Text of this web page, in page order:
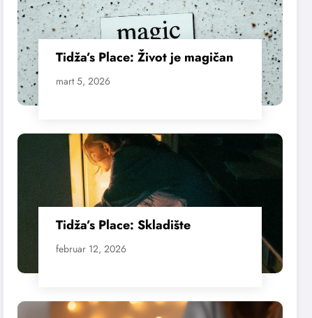
Tidža’s Place: Život je magičan
mart 5, 2026
Tidža’s Place: Skladište
februar 12, 2026